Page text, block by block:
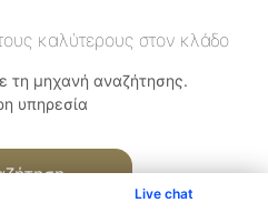
Live chat
καλύτερους στον κλάδο
τη μηχανή αναζήτησης.
υπηρεσία